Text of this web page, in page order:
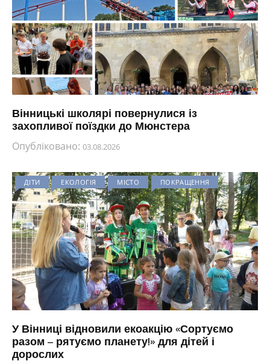
Вінницькі школярі повернулися із
захопливої поїздки до Мюнстера
Опубліковано: 03.08.2026
ДІТИ ЕКОЛОГІЯ МІСТО ПОКРАЩЕННЯ
У Вінниці відновили екоакцію «Сортуємо
разом – рятуємо планету!» для дітей і
дорослих